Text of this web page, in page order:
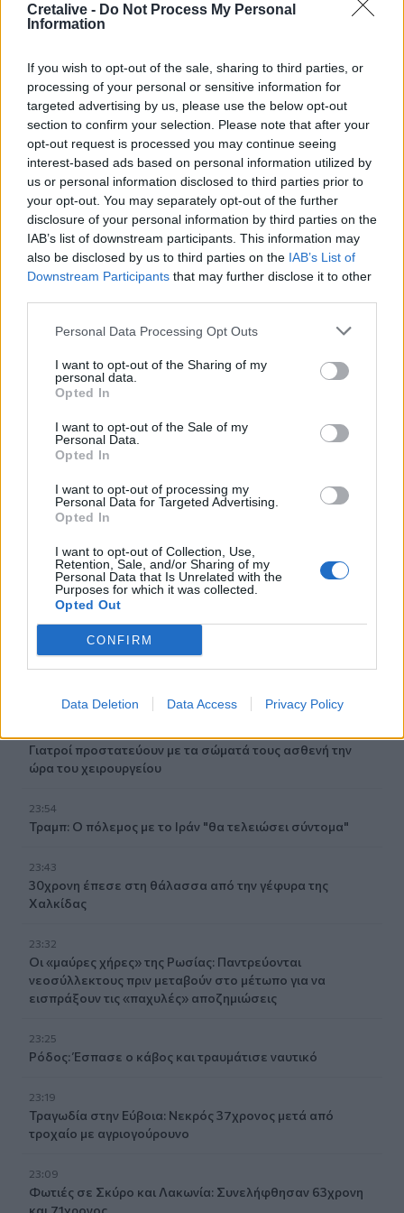
Cretalive - Do Not Process My Personal
Information
If you wish to opt-out of the sale, sharing to third parties, or
processing of your personal or sensitive information for
targeted advertising by us, please use the below opt-out
section to confirm your selection. Please note that after your
opt-out request is processed you may continue seeing
interest-based ads based on personal information utilized by
us or personal information disclosed to third parties prior to
your opt-out. You may separately opt-out of the further
disclosure of your personal information by third parties on the
IAB’s list of downstream participants. This information may
also be disclosed by us to third parties on the IAB’s List of
Downstream Participants that may further disclose it to other
Personal Data Processing Opt Outs
I want to opt-out of the Sharing of my
personal data.
Opted In
I want to opt-out of the Sale of my
Personal Data.
Opted In
I want to opt-out of processing my
Personal Data for Targeted Advertising.
Opted In
I want to opt-out of Collection, Use,
Retention, Sale, and/or Sharing of my
Personal Data that Is Unrelated with the
Purposes for which it was collected.
Opted Out
CONFIRM
Data Deletion Data Access Privacy Policy
κιονόκρανου του Λεωνιδαίου
Σελιδοποίηση
Προηγούμενη σελίδα
Current page
1 Next page
Ροή ειδήσεων Δημοφιλή
05:52
ΕΝΦΙΑ: Τα λάθη στις μεταβιβάσεις που φέρνουν
έλεγχο του σακχάρου
Το απολαυστικό βίντεο της Νατάσας Θεοδωρίδου με τη
μητέρα της
Ο έρωτας θα πρωταγωνιστήσει στη ζωή αυτών των
ζωδίων τον Αύγουστο
Καύσωνας στο γραφείο: Πόσο μπορεί να χαλαρώσει το
dress code
Παιδιά στην πισίνα: 6 απαράβατοι κανόνες για την
πρόληψη του πνιγμού
Γιατροί προστατεύουν με τα σώματά τους ασθενή την
ώρα του χειρουργείου
23:54
Τραμπ: Ο πόλεμος με το Ιράν "θα τελειώσει σύντομα"
23:43
30χρονη έπεσε στη θάλασσα από την γέφυρα της
Χαλκίδας
23:32
Οι «μαύρες χήρες» της Ρωσίας: Παντρεύονται
νεοσύλλεκτους πριν μεταβούν στο μέτωπο για να
εισπράξουν τις «παχυλές» αποζημιώσεις
23:25
Ρόδος: Έσπασε ο κάβος και τραυμάτισε ναυτικό
23:19
Τραγωδία στην Εύβοια: Νεκρός 37χρονος μετά από
τροχαίο με αγριογούρουνο
23:09
Φωτιές σε Σκύρο και Λακωνία: Συνελήφθησαν 63χρονη
και 71χρονος